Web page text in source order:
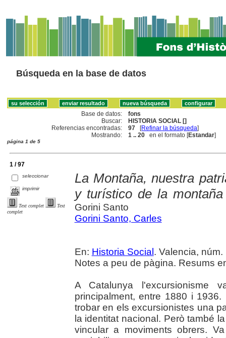
Búsqueda en la base de datos
Base de datos:
fons
Buscar:
HISTORIA SOCIAL []
Referencias encontradas:
97 [Refinar la búsqueda]
Mostrando:
1 .. 20 en el formato [Estandar]
página 1 de 5
1 / 97
seleccionar
imprimir
Text complet
Text
complet
La Montaña, nuestra
y turístico de la
Gorini Santo
Gorini Santo, Carles
En: Historia Social . Valencia,
Notes a peu de pàgina. Resums
A Catalunya l'excursionisme
principalment, entre 1880 i
trobar en els excursionistes una
la identitat nacional. Però també
vincular a moviments obrers.